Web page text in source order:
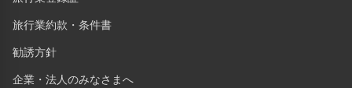
旅行業約款・条件書
勧誘方針
企業・法人のみなさまへ